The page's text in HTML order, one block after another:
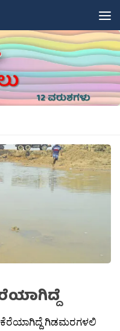
ಕೆರೆಯಾಗಿದ್ದೆ ಗಿಡಮರಗಳಲಿ